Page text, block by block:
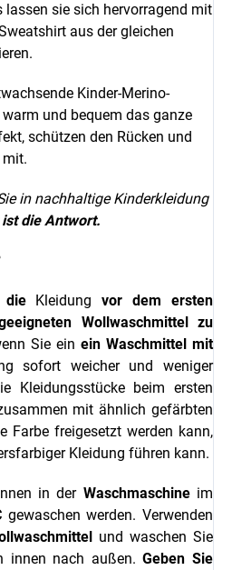
lassen sie sich hervorragend mit
aus der gleichen
Kinder-Merino-
und bequem das ganze
schützen den Rücken und
in nachhaltige Kinderkleidung
die Antwort.
dieKleidungvor dem ersten
Wollwaschmittelzu
Sie ein ein Waschmittel mit
sofort weicher und weniger
Kleidungsstücke beim ersten
mit ähnlich gefärbten
Farbe freigesetzt werden kann,
Kleidung führen kann.
in der Waschmaschineim
gewaschen werden. Verwenden
und waschen Sie
innen nach außen.Geben Sie